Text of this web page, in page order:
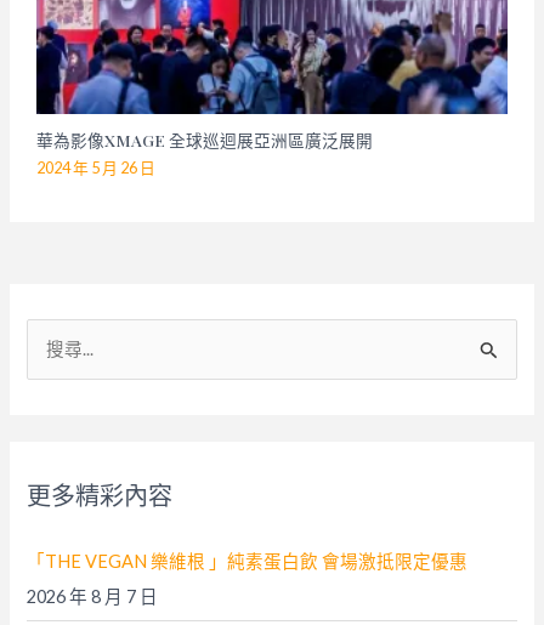
華為影像XMAGE 全球巡迴展亞洲區廣泛展開
2024 年 5 月 26 日
:
更多精彩內容
「THE VEGAN 樂維根 」純素蛋白飲 會場激抵限定優惠
2026 年 8 月 7 日